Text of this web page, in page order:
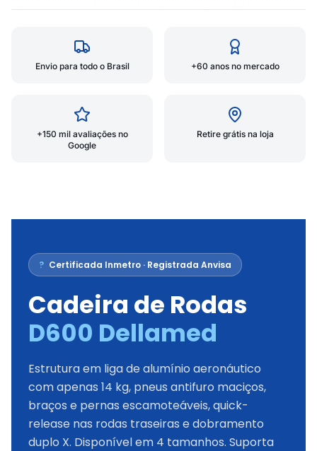
Envio para todo o Brasil +60 anos no mercado
+150 mil avaliações no
Google
Retire grátis na loja
? Certificada Inmetro · Registrada Anvisa
Cadeira de Rodas
D600 Dellamed
Estrutura em liga de alumínio aeronáutico
com apenas 14 kg, pneus antifuro maciços,
braços e pernas escamoteáveis, quick-
release nas rodas traseiras e dobramento
duplo X. Disponível em 4 tamanhos. Suporta